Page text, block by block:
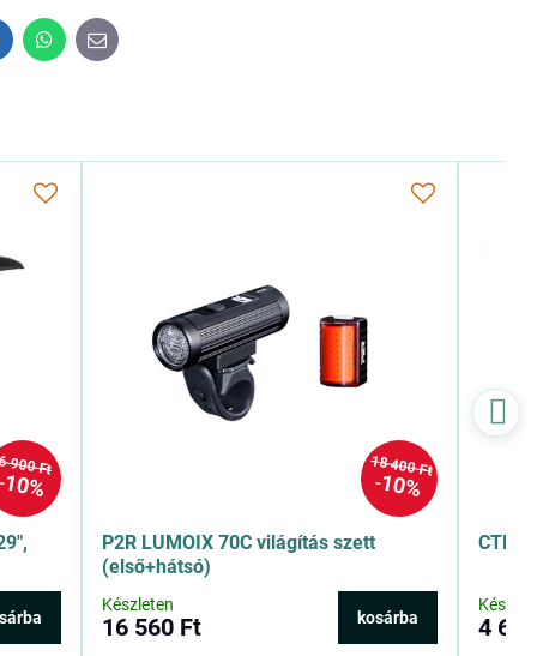
WhatsApp
E-
mail
900 Ft
10%
18 400 Ft
10%
P2R LUMOIX 70C világítás szett
(első+hátsó)
Készleten
16 560 Ft kosárba
CTM
4